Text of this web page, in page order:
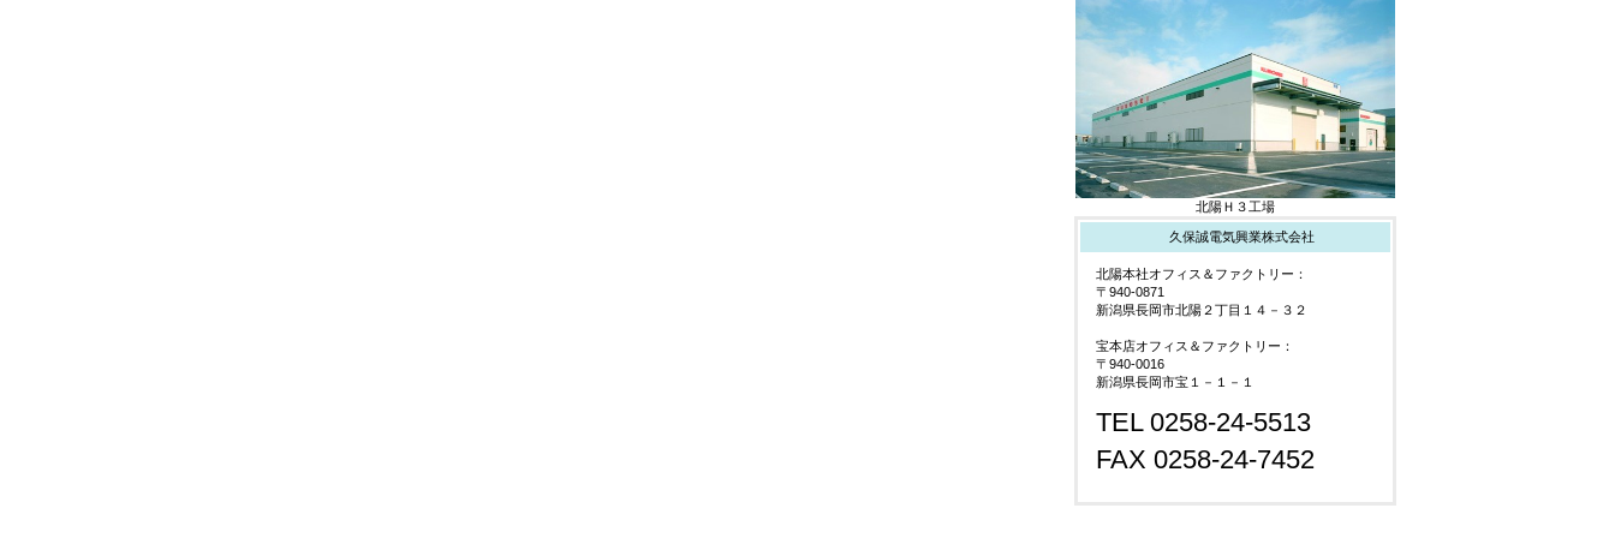
北陽Ｈ３工場
久保誠電気興業株式会社
北陽本社オフィス＆ファクトリー：
〒940-0871
新潟県長岡市北陽２丁目１４－３２
宝本店オフィス＆ファクトリー：
〒940-0016
新潟県長岡市宝１－１－１
TEL 0258-24-5513
FAX 0258-24-7452